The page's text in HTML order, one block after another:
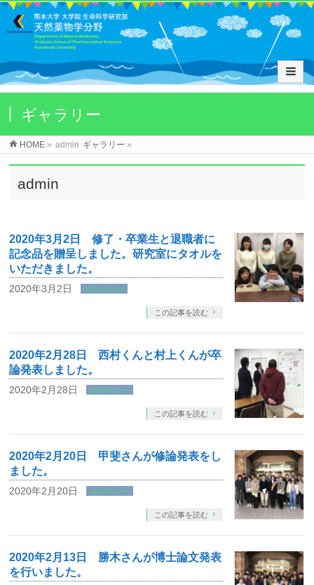
ギャラリー
HOME » admin ギャラリー »
admin
2020年3月2日 修了・卒業生と退職者に
記念品を贈呈しました。研究室にタオルを
いただきました。
2020年3月2日 ギャラリー
この記事を読む
2020年2月28日 西村くんと村上くんが卒
論発表しました。
2020年2月28日 ギャラリー
この記事を読む
2020年2月20日 甲斐さんが修論発表をし
ました。
2020年2月20日 ギャラリー
この記事を読む
2020年2月13日 勝木さんが博士論文発表
を行いました。